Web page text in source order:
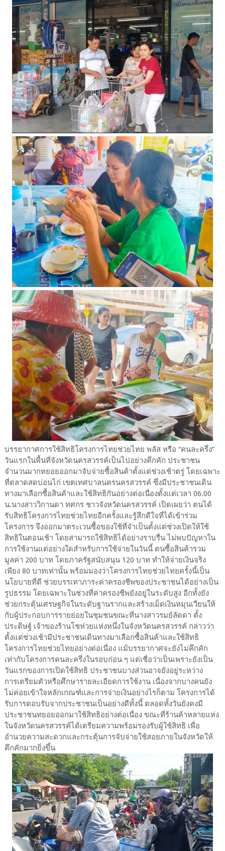
บรรยากาศการใช้สิทธิโครงการไทยช่วยไทย พลัส หรือ “คนละครึ่ง”
วันแรกในพื้นที่จังหวัดนครสวรรค์เป็นไปอย่างคึกคัก ประชาชน
จำนวนมากทยอยออกมาจับจ่ายซื้อสินค้าตั้งแต่ช่วงเช้าตรู่ โดยเฉพาะ
ที่ตลาดสดบ่อนไก่ เขตเทศบาลนครนครสวรรค์ ซึ่งมีประชาชนเดิน
ทางมาเลือกซื้อสินค้าและใช้สิทธิกันอย่างต่อเนื่องตั้งแต่เวลา 06.00
น.นางสาววิกานดา ทศกร ชาวจังหวัดนครสวรรค์ เปิดเผยว่า ตนได้
รับสิทธิโครงการไทยช่วยไทยอีกครั้งและรู้สึกดีใจที่ได้เข้าร่วม
โครงการ จึงออกมาตระเวนซื้อของใช้ที่จำเป็นตั้งแต่ช่วงเปิดให้ใช้
สิทธิในตอนเช้า โดยสามารถใช้สิทธิได้อย่างราบรื่น ไม่พบปัญหาใน
การใช้งานแต่อย่างใดสำหรับการใช้จ่ายในวันนี้ ตนซื้อสินค้ารวม
มูลค่า 200 บาท โดยภาครัฐสนับสนุน 120 บาท ทำให้จ่ายเงินจริง
เพียง 80 บาทเท่านั้น พร้อมมองว่าโครงการไทยช่วยไทยครั้งนี้เป็น
นโยบายที่ดี ช่วยบรรเทาภาระค่าครองชีพของประชาชนได้อย่างเป็น
รูปธรรม โดยเฉพาะในช่วงที่ค่าครองชีพยังอยู่ในระดับสูง อีกทั้งยัง
ช่วยกระตุ้นเศรษฐกิจในระดับฐานรากและสร้างเม็ดเงินหมุนเวียนให้
กับผู้ประกอบการรายย่อยในชุมชนขณะที่นางสาวรมย์ลัดดา ตั้ง
ประดิษฐ์ เจ้าของร้านโชห่วยแห่งหนึ่งในจังหวัดนครสวรรค์ กล่าวว่า
ตั้งแต่ช่วงเช้ามีประชาชนเดินทางมาเลือกซื้อสินค้าและใช้สิทธิ
โครงการไทยช่วยไทยอย่างต่อเนื่อง แม้บรรยากาศจะยังไม่คึกคัก
เท่ากับโครงการคนละครึ่งในรอบก่อน ๆ แต่เชื่อว่าเป็นเพราะยังเป็น
วันแรกของการเปิดใช้สิทธิ ประชาชนบางส่วนอาจยังอยู่ระหว่าง
การเตรียมตัวหรือศึกษารายละเอียดการใช้งาน เนื่องจากบางคนยัง
ไม่ค่อยเข้าใจหลักเกณฑ์และการจ่ายเงินอย่างไรก็ตาม โครงการได้
รับการตอบรับจากประชาชนเป็นอย่างดีทั้งนี้ ตลอดทั้งวันยังคงมี
ประชาชนทยอยออกมาใช้สิทธิอย่างต่อเนื่อง ขณะที่ร้านค้าหลายแห่ง
ในจังหวัดนครสวรรค์ได้เตรียมความพร้อมรองรับผู้ใช้สิทธิ เพื่อ
อำนวยความสะดวกและกระตุ้นการจับจ่ายใช้สอยภายในจังหวัดให้
คึกคักมากยิ่งขึ้น